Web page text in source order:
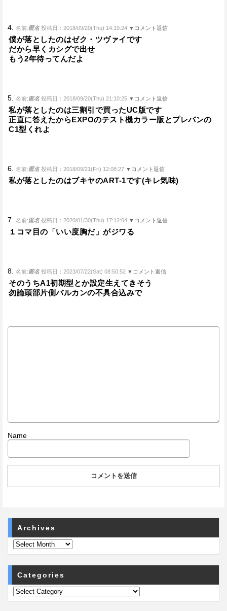
4. 名前:匿名 投稿日：2018/09/20(Thu) 14:19:24 ▼コメント返信
僕が落としたのはゼク・ツヴァイです
だから早くカシグで出せ
もう2年待ってんだよ
5. 名前:匿名 投稿日：2018/09/20(Thu) 21:10:25 ▼コメント返信
私が落としたのは三割引で買ったUC版です
正直に答えたからEXPOのテスト機カラー版とプレバンの
C1型くれよ
6. 名前:匿名 投稿日：2018/09/21(Fri) 12:08:27 ▼コメント返信
私が落としたのはブキヤのART-1です(キレ気味)
7. 名前:匿名 投稿日：2020/01/30(Thu) 17:12:04 ▼コメント返信
１コマ目の「いい度胸だ」がジワる
8. 名前:匿名 投稿日：2023/07/22(Sat) 08:50:52 ▼コメント返信
そのうちA1初期型とか設定生えてきそう
勿論頭部片側バルカンの不具合込みで
Name
Archives
Categories